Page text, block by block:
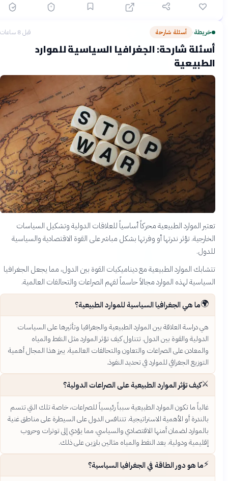
خريطة› أسئلة شارحة قبل 8 ساعات
أسئلة شارحة: الجغرافيا السياسية للموارد
الطبيعية
تعتبر الموارد الطبيعية محركاً أساسياً للعلاقات الدولية وتشكيل السياسات
الخارجية. تؤثر ندرتها أو وفرتها بشكل مباشر على القوة الاقتصادية والسياسية
للدول.
تتشابك الموارد الطبيعية مع ديناميكيات القوة بين الدول، مما يجعل الجغرافيا
السياسية لهذه الموارد مجالاً حاسماً لفهم الصراعات والتحالفات العالمية.
🌍ما هي الجغرافيا السياسية للموارد الطبيعية؟
هي دراسة العلاقة بين الموارد الطبيعية والجغرافيا وتأثيرها على السياسات
الدولية والقوة بين الدول. تتناول كيف تؤثر الموارد مثل النفط والمياه
والمعادن على الصراعات والتعاون والتحالفات العالمية. يبرز هذا المجال أهمية
التوزيع الجغرافي للموارد في تحديد النفوذ.
كيف تؤثر الموارد الطبيعية على الصراعات الدولية؟
غالباً ما تكون الموارد الطبيعية سبباً رئيسياً للصراعات، خاصة تلك التي تتسم
بالندرة أو الأهمية الاستراتيجية. تتنافس الدول على السيطرة على مناطق غنية
بالموارد لضمان أمنها الاقتصادي والسياسي، مما يؤدي إلى توترات وحروب
إقليمية ودولية. يعد النفط والمياه مثالين بارزين على ذلك.
ما هو دور الطاقة في الجغرافيا السياسية؟